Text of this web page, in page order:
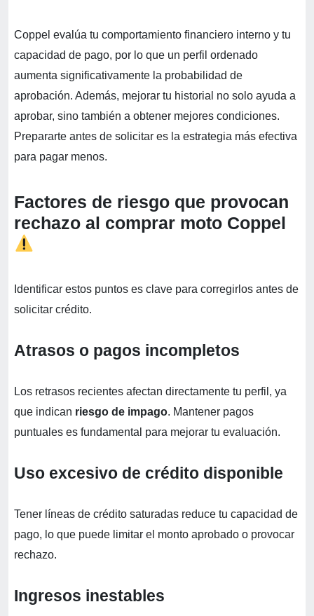
Coppel evalúa tu comportamiento financiero interno y tu
capacidad de pago, por lo que un perfil ordenado
aumenta significativamente la probabilidad de
aprobación. Además, mejorar tu historial no solo ayuda a
aprobar, sino también a obtener mejores condiciones.
Prepararte antes de solicitar es la estrategia más efectiva
para pagar menos.
Factores de riesgo que provocan
rechazo al comprar moto Coppel
Identificar estos puntos es clave para corregirlos antes de
solicitar crédito.
Atrasos o pagos incompletos
Los retrasos recientes afectan directamente tu perfil, ya
que indican riesgo de impago. Mantener pagos
puntuales es fundamental para mejorar tu evaluación.
Uso excesivo de crédito disponible
Tener líneas de crédito saturadas reduce tu capacidad de
pago, lo que puede limitar el monto aprobado o provocar
rechazo.
Ingresos inestables